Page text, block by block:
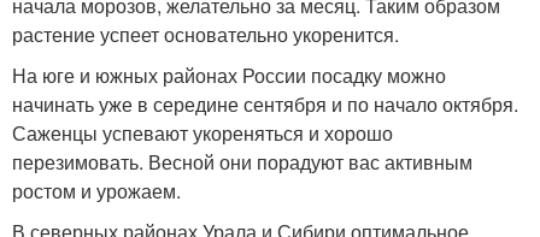
растение успеет основательно укоренится.
На юге и южных районах России посадку можно
начинать уже в середине сентября и по начало октября.
Саженцы успевают укореняться и хорошо
перезимовать. Весной они порадуют вас активным
ростом и урожаем.